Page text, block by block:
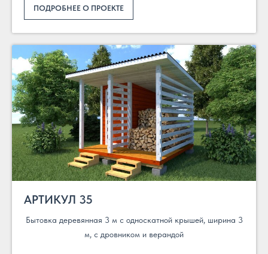
ПОДРОБНЕЕ О ПРОЕКТЕ
АРТИКУЛ 35
Бытовка деревянная 3 м с односкатной крышей, ширина 3
м, с дровником и верандой